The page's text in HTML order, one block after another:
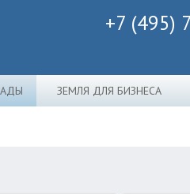
+7 (495)
ЗЕМЛЯ ДЛЯ БИЗНЕСА